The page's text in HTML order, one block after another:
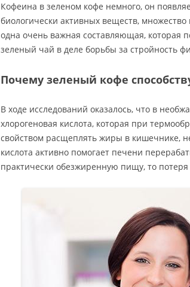
Кофеина в зеленом кофе немного, он
биологически активных веществ, множество
одна очень важная составляющая, которая
зеленый чай в деле борьбы за стройность
Почему зеленый кофе
В ходе исследований оказалось, что в
хлорогеновая кислота, которая при
свойством расщеплять жиры в кишечнике,
кислота активно помогает печени
практически обезжиренную пищу, то потеря